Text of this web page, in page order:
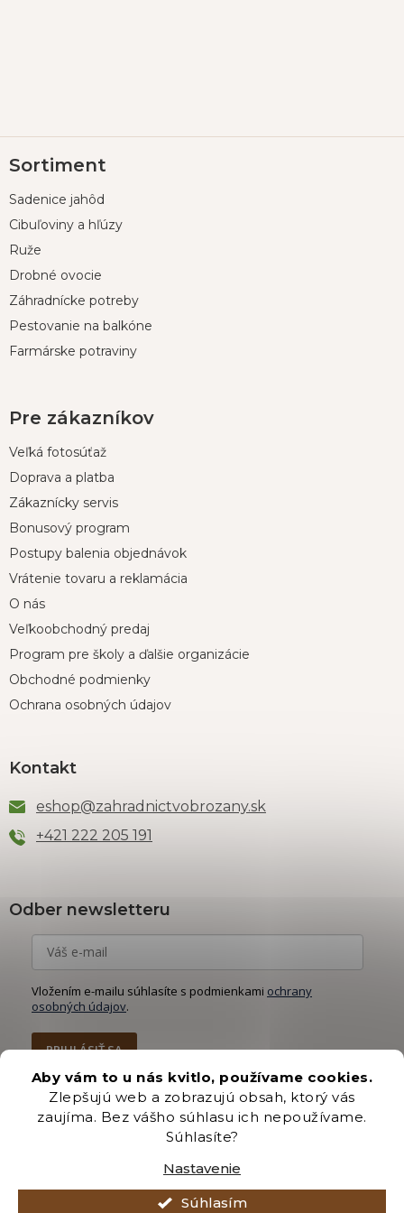
Aby vám to u nás kvitlo, používame cookies.
Zlepšujú web a zobrazujú obsah, ktorý vás
zaujíma. Bez vášho súhlasu ich nepoužívame.
Súhlasíte?
Nastavenie
Súhlasím
á
ä
Sortiment
Sadenice jahôd
Cibuľoviny a hľúzy
Ruže
Drobné ovocie
Záhradnícke potreby
Pestovanie na balkóne
Farmárske potraviny
Pre zákazníkov
Veľká fotosúťaž
Doprava a platba
Zákaznícky servis
Bonusový program
Postupy balenia objednávok
Vrátenie tovaru a reklamácia
O nás
Veľkoobchodný predaj
Program pre školy a ďalšie organizácie
Obchodné podmienky
Ochrana osobných údajov
Kontakt
eshop@zahradnictvobrozany.sk
+421 222 205 191
Odber newsletteru
Vložením e-mailu súhlasíte s podmienkami ochrany
osobných údajov.
PRIHLÁSIŤ SA
Vytvoril Shoptet Premium
Záhradníctvo Brozany